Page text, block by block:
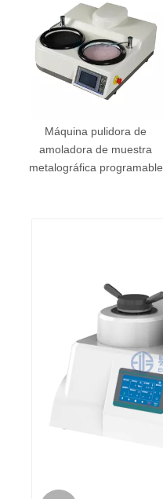
Máquina pulidora de
amoladora de muestra
metalográfica programable